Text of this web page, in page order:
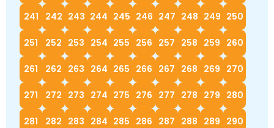
241 242 243 244 245 246 247 248 249 250
251 252 253 254 255 256 257 258 259 260
261 262 263 264 265 266 267 268 269 270
271 272 273 274 275 276 277 278 279 280
281 282 283 284 285 286 287 288 289 290